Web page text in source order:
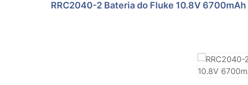
RRC2040-2 Bateria do Fluke 10.8V 6700mAh